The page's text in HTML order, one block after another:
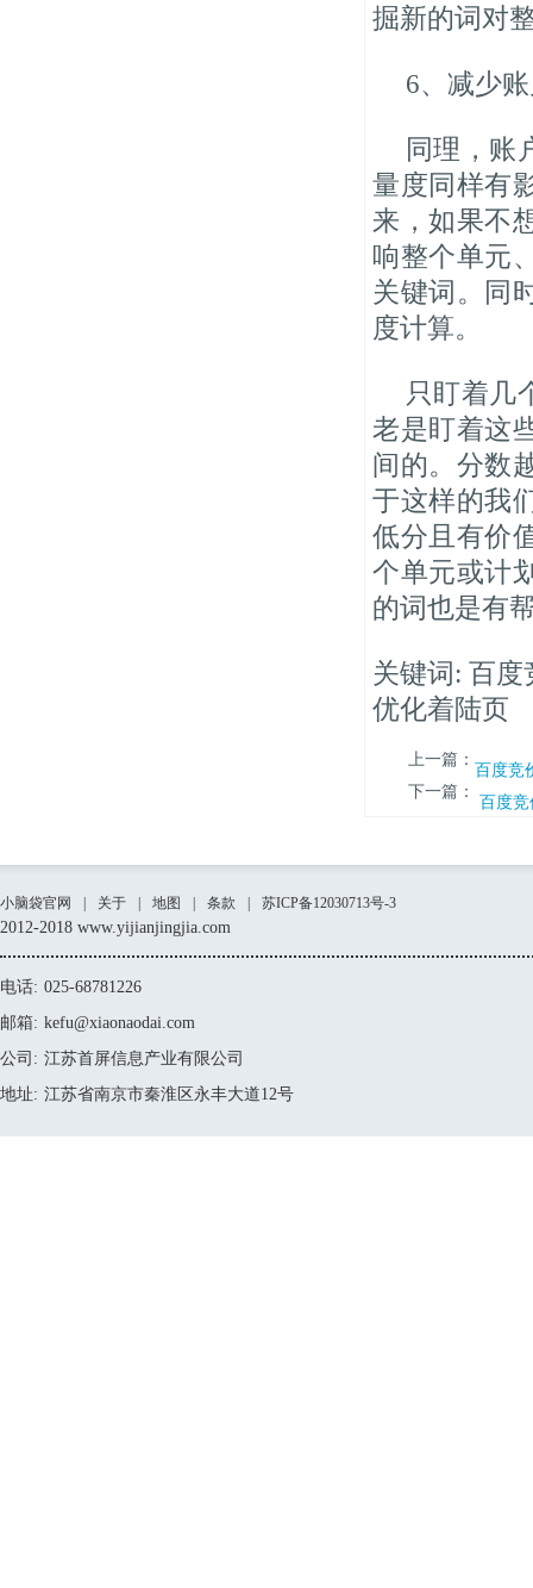
掘新的词对
6、减少
同理，账
量度同样有
来，如果不
响整个单元
关键词。同
度计算。
只盯着几
老是盯着这
间的。分数
于这样的我
低分且有价
个单元或计
的词也是有
关键词: 百
优化着陆页
上一篇： 百度竞
下一篇： 百度
小脑袋官网 关于 地图 条款 苏ICP备12030713号-3
2012-2018 www.yijianjingjia.com
电话: 025-68781226
邮箱: kefu@xiaonaodai.com
公司: 江苏首屏信息产业有限公司
地址: 江苏省南京市秦淮区永丰大道12号